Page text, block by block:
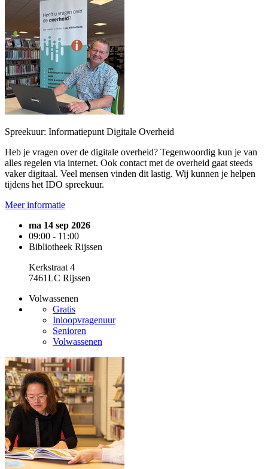
Spreekuur: Informatiepunt Digitale Overheid
Heb je vragen over de digitale overheid? Tegenwoordig kun je van
alles regelen via internet. Ook contact met de overheid gaat steeds
vaker digitaal. Veel mensen vinden dit lastig. Wij kunnen je helpen
tijdens het IDO spreekuur.
Meer informatie
ma 14 sep 2026
09:00 - 11:00
Bibliotheek Rijssen
Kerkstraat 4
7461LC Rijssen
Volwassenen
Gratis
Inloopvragenuur
Senioren
Volwassenen